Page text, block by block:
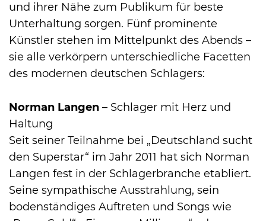
und ihrer Nähe zum Publikum für beste
Unterhaltung sorgen. Fünf prominente
Künstler stehen im Mittelpunkt des Abends –
sie alle verkörpern unterschiedliche Facetten
des modernen deutschen Schlagers:
Norman Langen – Schlager mit Herz und
Haltung
Seit seiner Teilnahme bei „Deutschland sucht
den Superstar“ im Jahr 2011 hat sich Norman
Langen fest in der Schlagerbranche etabliert.
Seine sympathische Ausstrahlung, sein
bodenständiges Auftreten und Songs wie